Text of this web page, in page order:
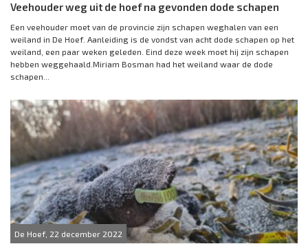
Veehouder weg uit de hoef na gevonden dode schapen
Een veehouder moet van de provincie zijn schapen weghalen van een
weiland in De Hoef. Aanleiding is de vondst van acht dode schapen op het
weiland, een paar weken geleden. Eind deze week moet hij zijn schapen
hebben weggehaald.Miriam Bosman had het weiland waar de dode
schapen...
De Hoef, 22 december 2022